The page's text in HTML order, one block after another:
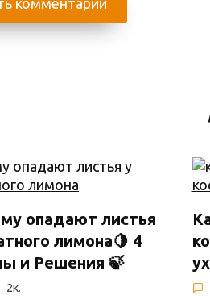
опадают листья
лимона🍋 4
и Решения 🍃
2к.